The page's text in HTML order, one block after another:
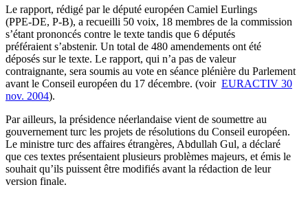
Le rapport, rédigé par le député européen Camiel Eurlings
(PPE-DE, P-B), a recueilli 50 voix, 18 membres de la commission
s’étant prononcés contre le texte tandis que 6 députés
préféraient s’abstenir. Un total de 480 amendements ont été
déposés sur le texte. Le rapport, qui n’a pas de valeur
contraignante, sera soumis au vote en séance plénière du Parlement
avant le Conseil européen du 17 décembre. (voir EURACTIV 30
nov. 2004).
Par ailleurs, la présidence néerlandaise vient de soumettre au
gouvernement turc les projets de résolutions du Conseil européen.
Le ministre turc des affaires étrangères, Abdullah Gul, a déclaré
que ces textes présentaient plusieurs problèmes majeurs, et émis le
souhait qu’ils puissent être modifiés avant la rédaction de leur
version finale.